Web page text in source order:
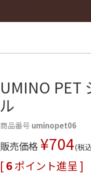
UMINO PET
ル
商品番号 uminopet06
販売価格¥704 税
[ 6 ポイント進呈 ]